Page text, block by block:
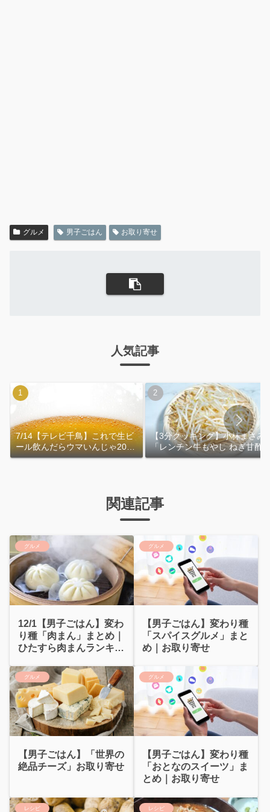
グルメ 男子ごはん お取り寄せ
人気記事
7/14【テレビ千鳥】これで生ビ
ール飲んだらウマいんじゃ2026
｜おおよその作り方
【3分クッキング】小林まさみ
「レンチン牛もやし ねぎ甘酢
れ」作り方
関連記事
グルメ
12/1【男子ごはん】変わ
り種「肉まん」まとめ｜
ひたすら肉まんランキン
グルメ
【男子ごはん】変わり種
「スパイスグルメ」まと
め｜お取り寄せ
グルメ
【男子ごはん】「世界の
絶品チーズ」お取り寄せ
グルメ
【男子ごはん】変わり種
「おとなのスイーツ」ま
とめ｜お取り寄せ
レシピ レシピ